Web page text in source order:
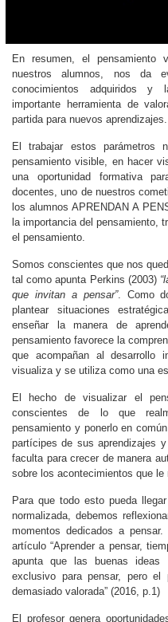
En resumen, el pensamiento
nuestros alumnos, nos da
conocimientos adquiridos y
importante herramienta de
partida para nuevos aprendizajes.
El trabajar estos parámetros
pensamiento visible, en hacer
una oportunidad formativa
docentes, uno de nuestros
los alumnos APRENDAN A
la importancia del pensamiento,
el pensamiento.
Somos conscientes que nos
tal como apunta Perkins (2003)
que invitan a pensar”. Como
plantear situaciones
enseñar la manera de
pensamiento favorece la
que acompañan al desarrollo
visualiza y se utiliza como una
El hecho de visualizar el
conscientes de lo que
pensamiento y ponerlo en
partícipes de sus aprendizajes
faculta para crecer de manera
sobre los acontecimientos que le
Para que todo esto pueda
normalizada, debemos
momentos dedicados a
artículo “Aprender a pensar,
apunta que las buenas ideas
exclusivo para pensar, pero el
demasiado valorada” (2016, p.1)
El profesor genera